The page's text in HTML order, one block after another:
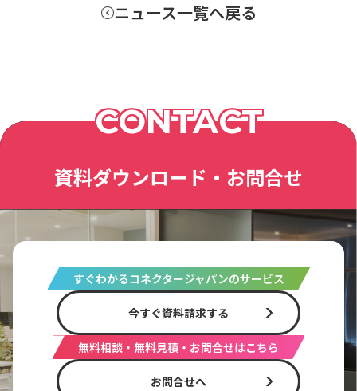
ニュース一覧へ戻る
CONTACT
資料ダウンロード・お問合せ
すぐわかるコネクタージャパンのサービス
今すぐ資料請求する
無料相談・無料見積・お問合せはこちら
お問合せへ